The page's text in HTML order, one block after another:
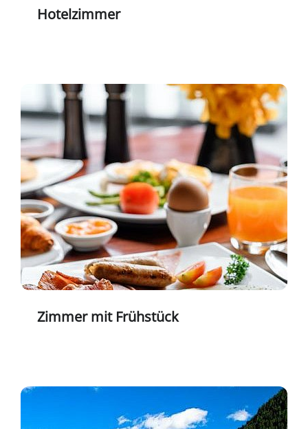
Hotelzimmer
Zimmer mit Frühstück